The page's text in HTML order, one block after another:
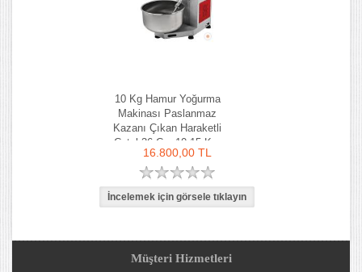
10 Kg Hamur Yoğurma
Makinası Paslanmaz
Kazanı Çıkan Haraketli
Çatal 36 Cm 10-15 Kg-
Ozay Makina
16.800,00 TL
Müşteri Hizmetleri